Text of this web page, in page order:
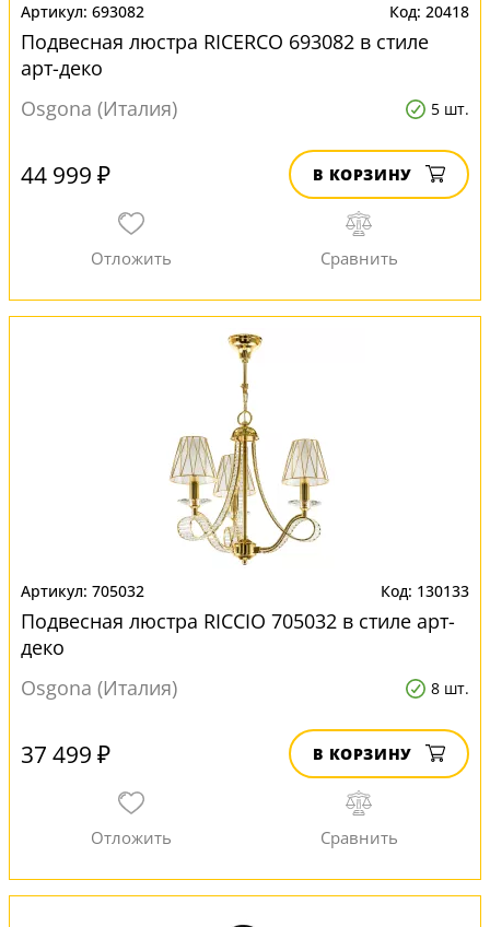
693082 20418
Подвесная люстра RICERCO 693082 в стиле
арт-деко
Osgona (Италия)
5 шт.
44 999 ₽ В КОРЗИНУ
705032 130133
Подвесная люстра RICCIO 705032 в стиле арт-
деко
Osgona (Италия)
8 шт.
37 499 ₽ В КОРЗИНУ